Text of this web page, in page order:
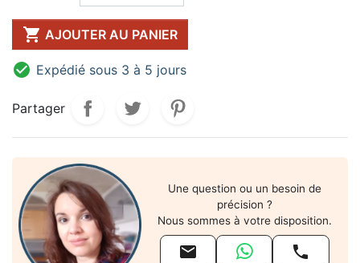
 AJOUTER AU PANIER
 Expédié sous 3 à 5 jours
Partager
Une question ou un besoin de
précision ?
Nous sommes à votre disposition.
 